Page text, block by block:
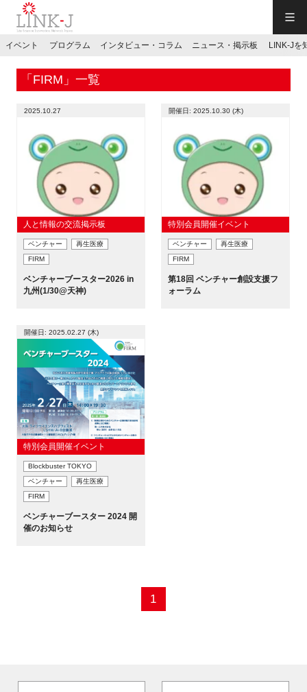
特別会員専用メニュー
施設ご予約
お問い合わせ
マイページ
新規登録
イベント
プログラム
インタビュー・コラム
ニュース・掲示板
LINK-Jを知る
イベント プログラム インタビュー・コラム ニュース・掲示板 LINK-Jを
「FIRM」一覧
2025.10.27
人と情報の交流掲示板
ベンチャー
再生医療
FIRM
ベンチャーブースター2026 in
九州(1/30@天神)
開催日: 2025.10.30 (木)
特別会員開催イベント
ベンチャー
再生医療
FIRM
第18回 ベンチャー創設支援フ
ォーラム
開催日: 2025.02.27 (木)
特別会員開催イベント
Blockbuster TOKYO
ベンチャー
再生医療
FIRM
ベンチャーブースター 2024 開
催のお知らせ
1